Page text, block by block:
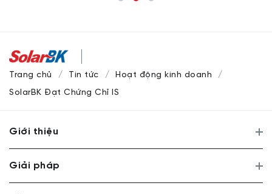
Trang chủ Tin tức
Hoạt động kinh doanh
SolarBK Đạt Chứng Chỉ ISO 9001:2008
Giới thiệu
Giải pháp